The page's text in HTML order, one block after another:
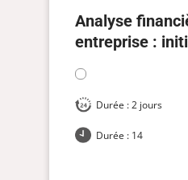
Analyse
entreprise :
Durée : 2 jours
Durée : 14